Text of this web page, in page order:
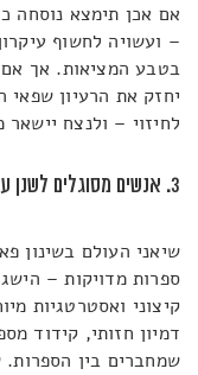
אם אכן תימצא נוסחה
– ועשויה לחשוף
בטבע המציאות. אך
יחזק את הרעיון שפאי
לחיזוי – ולנצח יישאר
3. אנשים מסוגלים לשנן עשרות אלפי ספרות של פאי
ספרות מדויקות –
קיצוני ואסטרטגיות
דמיון חזותי, קידוד
שמחברים בין הספרות.